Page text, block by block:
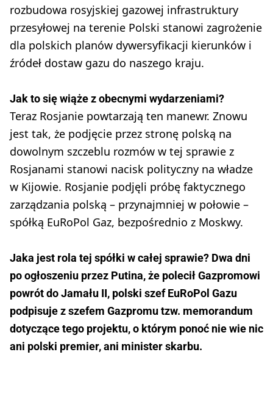
rozbudowa rosyjskiej gazowej infrastruktury
przesyłowej na terenie Polski stanowi zagrożenie
dla polskich planów dywersyfikacji kierunków i
źródeł dostaw gazu do naszego kraju.
Jak to się wiąże z obecnymi wydarzeniami?
Teraz Rosjanie powtarzają ten manewr. Znowu
jest tak, że podjęcie przez stronę polską na
dowolnym szczeblu rozmów w tej sprawie z
Rosjanami stanowi nacisk polityczny na władze
w Kijowie. Rosjanie podjęli próbę faktycznego
zarządzania polską – przynajmniej w połowie –
spółką EuRoPol Gaz, bezpośrednio z Moskwy.
Jaka jest rola tej spółki w całej sprawie? Dwa dni
po ogłoszeniu przez Putina, że polecił Gazpromowi
powrót do Jamału II, polski szef EuRoPol Gazu
podpisuje z szefem Gazpromu tzw. memorandum
dotyczące tego projektu, o którym ponoć nie wie nic
ani polski premier, ani minister skarbu.